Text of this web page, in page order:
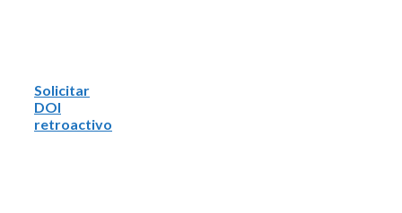
Solicitar
DOI
retroactivo